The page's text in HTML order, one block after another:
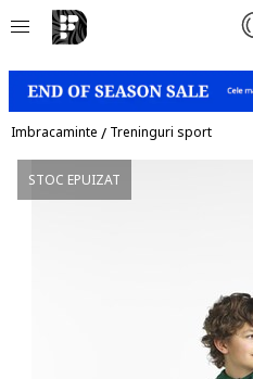
Imbracaminte / Treninguri sport
STOC EPUIZAT